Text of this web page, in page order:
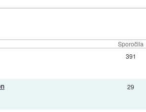
Sporočila
391
29